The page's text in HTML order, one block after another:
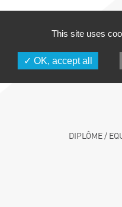
DIPLÔME /
This site uses
OK, accept all